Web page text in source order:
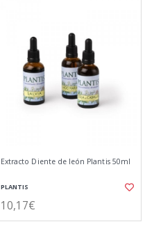
Extracto Diente de león Plantis 50ml
PLANTIS
10,17€